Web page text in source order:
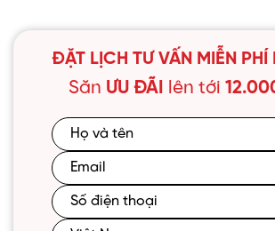
ĐẶT LỊCH TƯ VẤN MIỄN PHÍ
Săn ƯU ĐÃI lên tới